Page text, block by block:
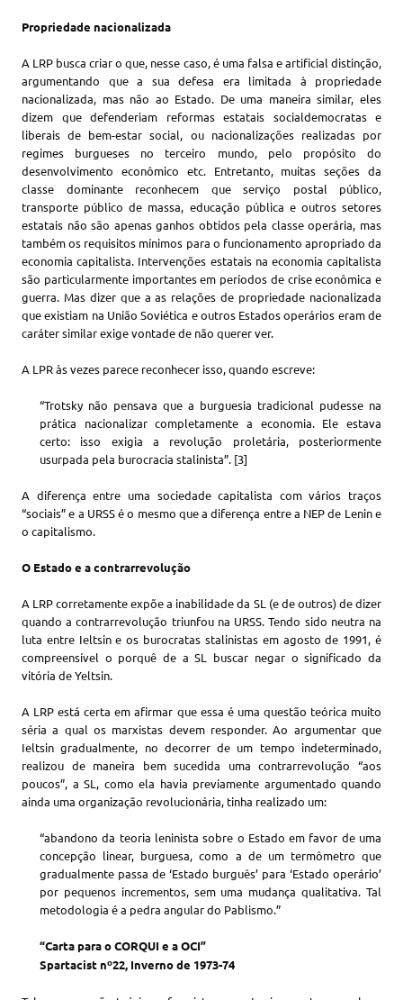
Propriedade nacionalizada
A LRP busca criar o que, nesse caso, é uma falsa e artificial distinção,
argumentando que a sua defesa era limitada à propriedade
nacionalizada, mas não ao Estado. De uma maneira similar, eles
dizem que defenderiam reformas estatais socialdemocratas e
liberais de bem-estar social, ou nacionalizações realizadas por
regimes burgueses no terceiro mundo, pelo propósito do
desenvolvimento econômico etc. Entretanto, muitas seções da
classe dominante reconhecem que serviço postal público,
transporte público de massa, educação pública e outros setores
estatais não são apenas ganhos obtidos pela classe operária, mas
também os requisitos mínimos para o funcionamento apropriado da
economia capitalista. Intervenções estatais na economia capitalista
são particularmente importantes em períodos de crise econômica e
guerra. Mas dizer que a as relações de propriedade nacionalizada
que existiam na União Soviética e outros Estados operários eram de
caráter similar exige vontade de não querer ver.
A LPR às vezes parece reconhecer isso, quando escreve:
“Trotsky não pensava que a burguesia tradicional pudesse na
prática nacionalizar completamente a economia. Ele estava
certo: isso exigia a revolução proletária, posteriormente
usurpada pela burocracia stalinista”. [3]
A diferença entre uma sociedade capitalista com vários traços
“sociais” e a URSS é o mesmo que a diferença entre a NEP de Lenin e
o capitalismo.
O Estado e a contrarrevolução
A LRP corretamente expõe a inabilidade da SL (e de outros) de dizer
quando a contrarrevolução triunfou na URSS. Tendo sido neutra na
luta entre Ieltsin e os burocratas stalinistas em agosto de 1991, é
compreensível o porquê de a SL buscar negar o significado da
vitória de Yeltsin.
A LRP está certa em afirmar que essa é uma questão teórica muito
séria a qual os marxistas devem responder. Ao argumentar que
Ieltsin gradualmente, no decorrer de um tempo indeterminado,
realizou de maneira bem sucedida uma contrarrevolução “aos
poucos”, a SL, como ela havia previamente argumentado quando
ainda uma organização revolucionária, tinha realizado um:
“abandono da teoria leninista sobre o Estado em favor de uma
concepção linear, burguesa, como a de um termômetro que
gradualmente passa de ‘Estado burguês’ para ‘Estado operário’
por pequenos incrementos, sem uma mudança qualitativa. Tal
metodologia é a pedra angular do Pablismo.”
“Carta para o CORQUI e a OCI”
Spartacist nº22, Inverno de 1973-74